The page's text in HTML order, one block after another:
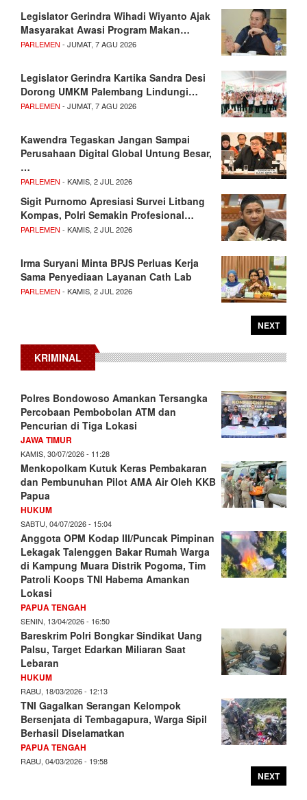
Legislator Gerindra Wihadi Wiyanto Ajak
Masyarakat Awasi Program Makan…
PARLEMEN - JUMAT, 7 AGU 2026
Legislator Gerindra Kartika Sandra Desi
Dorong UMKM Palembang Lindungi…
PARLEMEN - JUMAT, 7 AGU 2026
Kawendra Tegaskan Jangan Sampai
Perusahaan Digital Global Untung Besar,
…
PARLEMEN - KAMIS, 2 JUL 2026
Sigit Purnomo Apresiasi Survei Litbang
Kompas, Polri Semakin Profesional…
PARLEMEN - KAMIS, 2 JUL 2026
Irma Suryani Minta BPJS Perluas Kerja
Sama Penyediaan Layanan Cath Lab
PARLEMEN - KAMIS, 2 JUL 2026
NEXT
KRIMINAL
Polres Bondowoso Amankan Tersangka
Percobaan Pembobolan ATM dan
Pencurian di Tiga Lokasi
JAWA TIMUR
KAMIS, 30/07/2026 - 11:28
Menkopolkam Kutuk Keras Pembakaran
dan Pembunuhan Pilot AMA Air Oleh KKB
Papua
HUKUM
SABTU, 04/07/2026 - 15:04
Anggota OPM Kodap III/Puncak Pimpinan
Lekagak Talenggen Bakar Rumah Warga
di Kampung Muara Distrik Pogoma, Tim
Patroli Koops TNI Habema Amankan
Lokasi
PAPUA TENGAH
SENIN, 13/04/2026 - 16:50
Bareskrim Polri Bongkar Sindikat Uang
Palsu, Target Edarkan Miliaran Saat
Lebaran
HUKUM
RABU, 18/03/2026 - 12:13
TNI Gagalkan Serangan Kelompok
Bersenjata di Tembagapura, Warga Sipil
Berhasil Diselamatkan
PAPUA TENGAH
RABU, 04/03/2026 - 19:58
NEXT